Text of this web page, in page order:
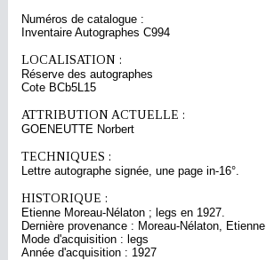
Numéros de catalogue :
Inventaire Autographes C994
LOCALISATION :
Réserve des autographes
Cote BCb5L15
ATTRIBUTION ACTUELLE :
GOENEUTTE Norbert
TECHNIQUES :
Lettre autographe signée, une page in-16°.
HISTORIQUE :
Etienne Moreau-Nélaton ; legs en 1927.
Dernière provenance : Moreau-Nélaton, Etienne
Mode d'acquisition : legs
Année d'acquisition : 1927